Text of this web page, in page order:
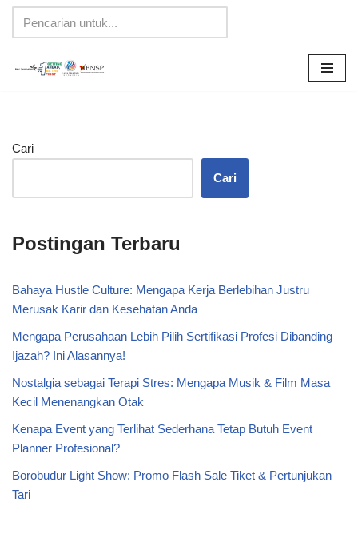
Lompat
Cari
Cari
Postingan Terbaru
Bahaya Hustle Culture: Mengapa Kerja Berlebihan Justru
Merusak Karir dan Kesehatan Anda
Mengapa Perusahaan Lebih Pilih Sertifikasi Profesi Dibanding
Ijazah? Ini Alasannya!
Nostalgia sebagai Terapi Stres: Mengapa Musik & Film Masa
Kecil Menenangkan Otak
Kenapa Event yang Terlihat Sederhana Tetap Butuh Event
Planner Profesional?
Borobudur Light Show: Promo Flash Sale Tiket & Pertunjukan
Tari